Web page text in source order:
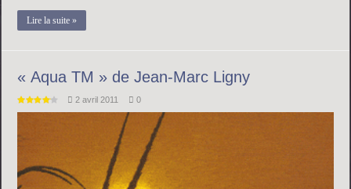
Lire la suite »
« Aqua TM » de Jean-Marc Ligny
2 avril 2011 0